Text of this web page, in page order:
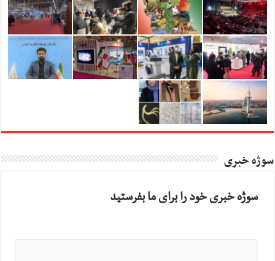
سوژه خبری
سوژه خبری خود را برای ما بفرستید